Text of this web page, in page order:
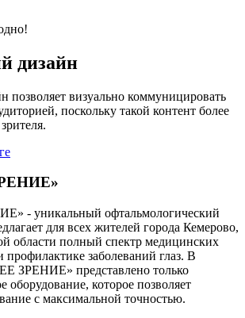
дизайн
позволяет визуально коммуницировать
поскольку такой контент более
- уникальный офтальмологический
для всех жителей города Кемерово,
области полный спектр медицинских
заболеваний глаз. В
ЗРЕНИЕ» представлено только
оборудование, которое позволяет
с максимальной точностью.